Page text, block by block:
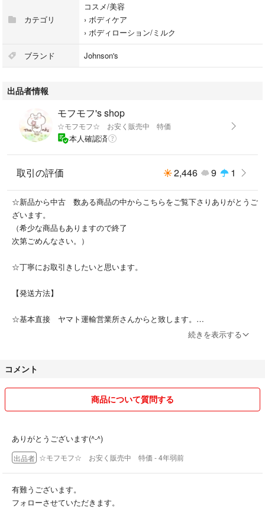
カテゴリ
コスメ/美容
› ボディケア
› ボディローション/ミルク
ブランド Johnson's
出品者情報
モフモフ's shop
☆モフモフ☆ お安く販売中 特価
本人確認済
取引の評価 2,446 9 1
☆新品から中古 数ある商品の中からこちらをご覧下さりありがとうご
ざいます。
（希少な商品もありますので終了
次第ごめんなさい。）
☆丁寧にお取引きしたいと思います。
【発送方法】
☆基本直接 ヤマト運輸営業所さんからと致します。
💡たまに (おまけ) 入れてます😉
■2022年9月28日☔マーク
アルビオン 薬用スキンコンディショナー エッセンシャル ペーパーマス
クPE66包の数が３包足りずこちらのミスで大変ご迷惑をかけました。
この度は 反省しております。
続きを表示する
コメント
商品について質問する
ありがとうございます(^-^)
出品者 ☆モフモフ☆ お安く販売中 特価 - 4年弱前
有難うございます。
フォローさせていただきます。